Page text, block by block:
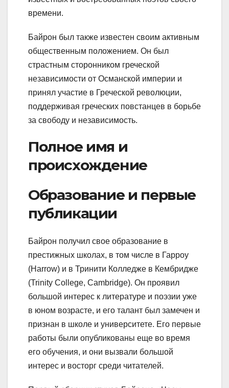
времени.
Байрон был также известен своим активным
общественным положением. Он был
страстным сторонником греческой
независимости от Османской империи и
принял участие в Греческой революции,
поддерживая греческих повстанцев в борьбе
за свободу и независимость.
Полное имя и
происхождение
Образование и первые
публикации
Байрон получил свое образование в
престижных школах, в том числе в Гарроу
(Harrow) и в Тринити Колледже в Кембридже
(Trinity College, Cambridge). Он проявил
большой интерес к литературе и поэзии уже
в юном возрасте, и его талант был замечен и
признан в школе и университете. Его первые
работы были опубликованы еще во время
его обучения, и они вызвали большой
интерес и восторг среди читателей.